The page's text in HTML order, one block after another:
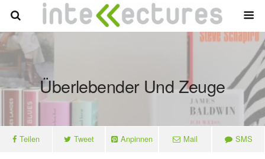
Überlebender Und Zeuge
Teilen Tweet Anpinnen Mail SMS